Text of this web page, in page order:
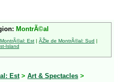
MontrÃ©al
Est | ÃŽle de MontrÃ©al: Sud |
Island
Est > Art & Spectacles >